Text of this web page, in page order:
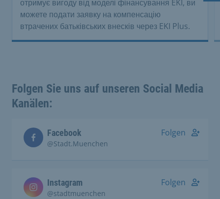
отримує вигоду від моделі фінансування EKI, ви
можете подати заявку на компенсацію
втрачених батьківських внесків через EKI Plus.
Folgen Sie uns auf unseren Social Media
Kanälen:
Facebook
@Stadt.Muenchen
Folgen
Instagram
@stadtmuenchen
Folgen